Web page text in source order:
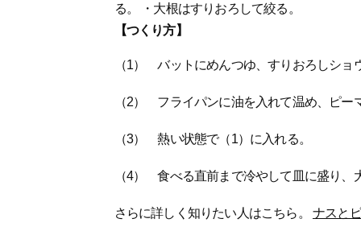
る。 ・大根はすりおろして絞る。
【つくり方】
（1） バットにめんつゆ、すりおろしショ
（2） フライパンに油を入れて温め、ピー
（3） 熱い状態で（1）に入れる。
（4） 食べる直前まで冷やして皿に盛り、
さらに詳しく知りたい人はこちら。 ナスと